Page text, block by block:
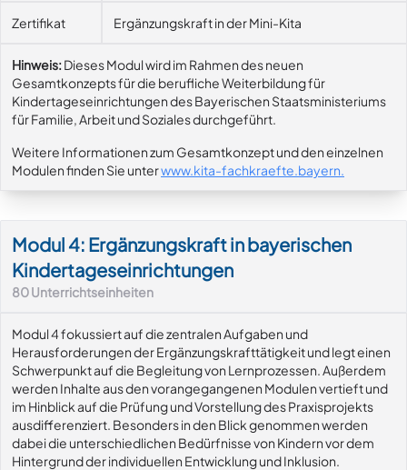
Zertifikat Ergänzungskraft in der Mini-Kita
Hinweis:Dieses Modul wird im Rahmen des neuen
Gesamtkonzepts für die berufliche Weiterbildung für
Kindertageseinrichtungen des Bayerischen Staatsministeriums
für Familie, Arbeit und Soziales durchgeführt.
Weitere Informationen zum Gesamtkonzept und den einzelnen
Modulen finden Sie unterwww.kita-fachkraefte.bayern.
Modul 4: Ergänzungskraft in bayerischen
Kindertageseinrichtungen
80Unterrichtseinheiten
Modul 4 fokussiert auf die zentralen Aufgaben und
Herausforderungen der Ergänzungskrafttätigkeit und legt einen
Schwerpunkt auf die Begleitung von Lernprozessen. Außerdem
werden Inhalte aus den vorangegangenen Modulen vertieft und
im Hinblick auf die Prüfung und Vorstellung des Praxisprojekts
ausdifferenziert. Besonders in den Blick genommen werden
dabei die unterschiedlichen Bedürfnisse von Kindern vor dem
Hintergrund der individuellen Entwicklung und Inklusion.